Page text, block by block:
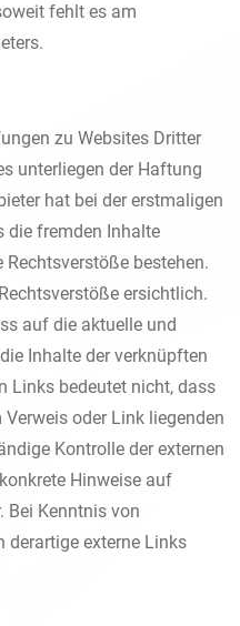
fehlt es am
zu Websites Dritter
unterliegen der Haftung
hat bei der erstmaligen
die fremden Inhalte
bestehen.
ersichtlich.
auf die aktuelle und
Inhalte der verknüpften
Links bedeutet nicht, dass
oder Link liegenden
Kontrolle der externen
Hinweise auf
Bei Kenntnis von
derartige externe Links